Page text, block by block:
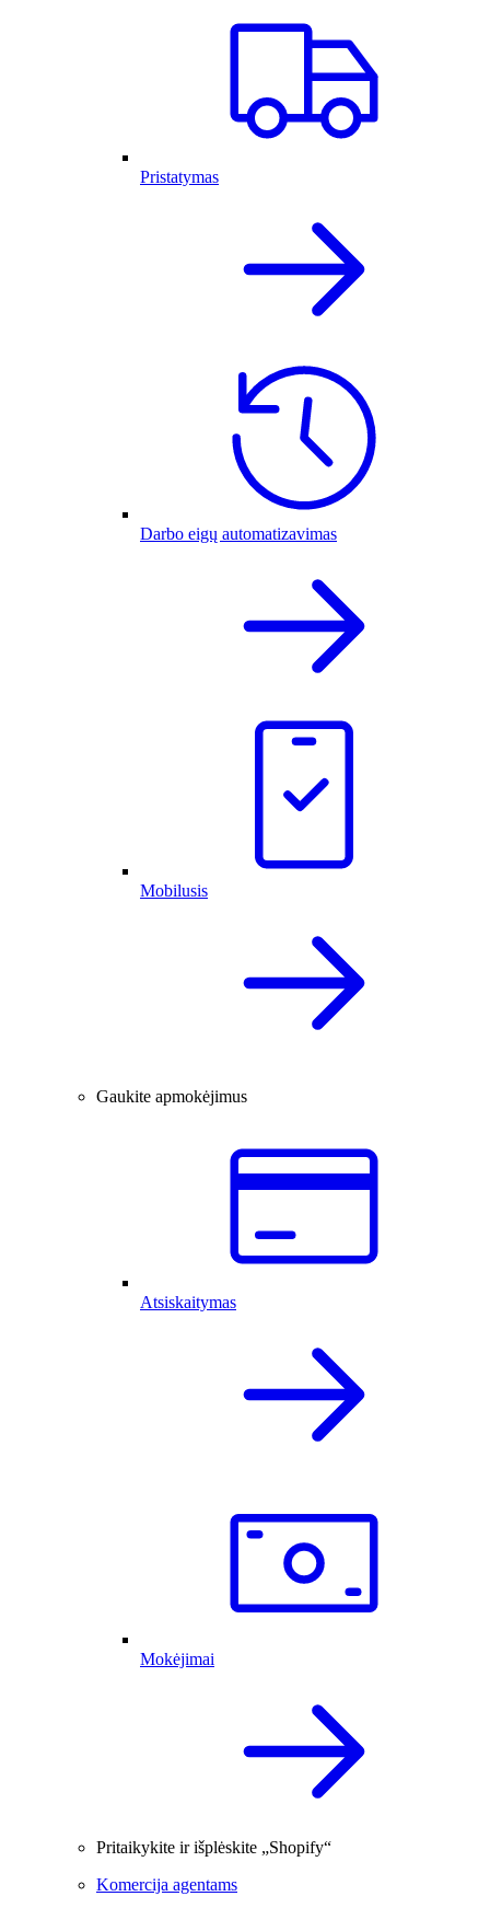
Pristatymas
Darbo eigų automatizavimas
Mobilusis
Gaukite apmokėjimus
Atsiskaitymas
Mokėjimai
Pritaikykite ir išplėskite „Shopify“
Komercija agentams